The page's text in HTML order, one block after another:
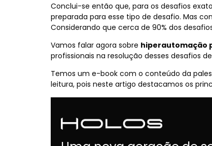
Conclui-se então que, para os desafios
preparada para esse tipo de desafio. Mas
Considerando que cerca de 90% dos
Vamos falar agora sobre hiperautomação
profissionais na resolução desses desafios
Temos um e-book com o conteúdo da
leitura, pois neste artigo destacamos os